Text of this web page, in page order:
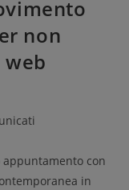
non
appuntamento con
in